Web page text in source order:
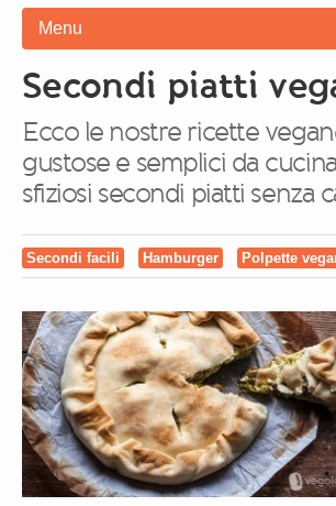
Menu
Secondi piatti
Ecco le nostre ricette
gustose e semplici da
sfiziosi secondi piatti senza
Secondi facili Hamburger Polpette